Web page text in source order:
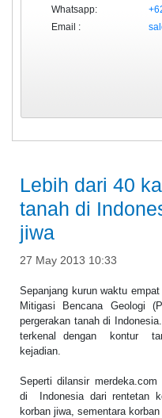
Whatsapp:
Email :
Lebih dari 40
tanah di
jiwa
27 May 2013 10:33
Sepanjang kurun waktu
Mitigasi Bencana Geologi
pergerakan tanah di
terkenal dengan kontur
kejadian.
Seperti dilansir
di Indonesia dari rentetan
korban jiwa, sementara